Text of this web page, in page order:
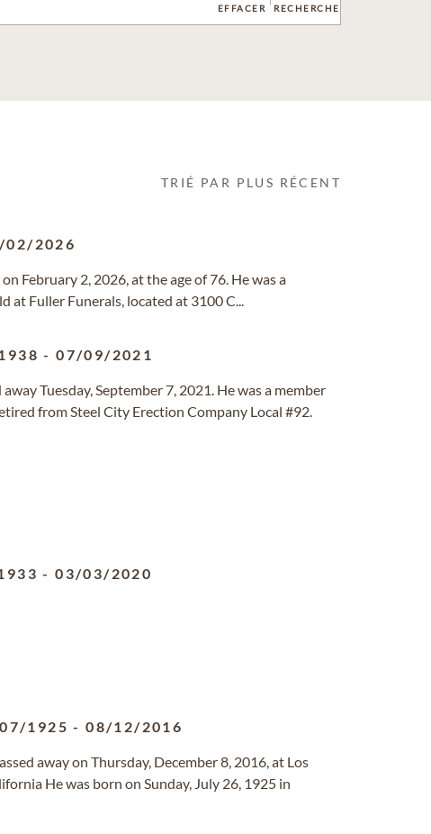
EFFACER RECHERCHE
TRIÉ PAR PLUS RÉCENT
02/2026
February 2, 2026, at the age of 76. He was a
at Fuller Funerals, located at 3100 C...
-07/09/2021
away Tuesday, September 7, 2021. He was a member
from Steel City Erection Company Local #92.
-03/03/2020
1925 -08/12/2016
away on Thursday, December 8, 2016, at Los
He was born on Sunday, July 26, 1925 in